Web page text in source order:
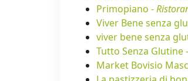
Primopiano -
Viver Bene senza
viver bene senza
Tutto Senza Glutine -
Market Bovisio